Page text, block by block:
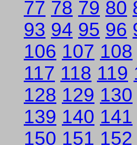
77 78 79 80
93 94 95 96
106 107 108
117 118 119
128 129 130
139 140 141
150 151 152